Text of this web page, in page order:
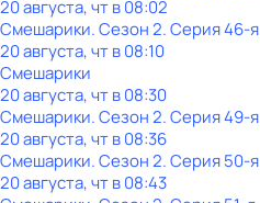
20 августа, чт в 08:02
Смешарики. Сезон 2. Серия 46-я
20 августа, чт в 08:10
Смешарики
20 августа, чт в 08:30
Смешарики. Сезон 2. Серия 49-я
20 августа, чт в 08:36
Смешарики. Сезон 2. Серия 50-я
20 августа, чт в 08:43